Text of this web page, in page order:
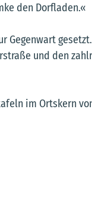
den Dorfladen.«
Gegenwart
und den
im Ortskern